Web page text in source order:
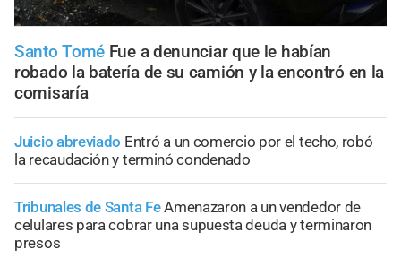
Santo Tomé Fue a denunciar que le habían
robado la batería de su camión y la encontró en la
comisaría
Juicio abreviado Entró a un comercio por el techo, robó
la recaudación y terminó condenado
Tribunales de Santa FeAmenazaron a un vendedor de
celulares para cobrar una supuesta deuda y terminaron
presos